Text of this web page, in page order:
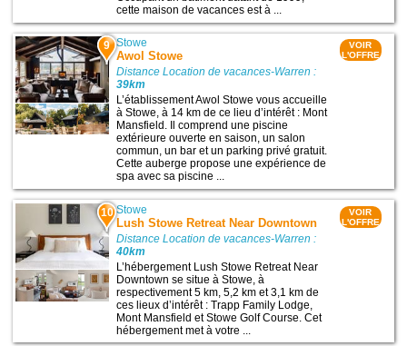
cette maison de vacances est à ...
9 Stowe
Awol Stowe
Distance Location de vacances-Warren :
39km
L’établissement Awol Stowe vous accueille
à Stowe, à 14 km de ce lieu d’intérêt : Mont
Mansfield. Il comprend une piscine
extérieure ouverte en saison, un salon
commun, un bar et un parking privé gratuit.
Cette auberge propose une expérience de
spa avec sa piscine ...
VOIR
L'OFFRE
10 Stowe
Lush Stowe Retreat Near Downtown
Distance Location de vacances-Warren :
40km
L’hébergement Lush Stowe Retreat Near
Downtown se situe à Stowe, à
respectivement 5 km, 5,2 km et 3,1 km de
ces lieux d’intérêt : Trapp Family Lodge,
Mont Mansfield et Stowe Golf Course. Cet
hébergement met à votre ...
VOIR
L'OFFRE